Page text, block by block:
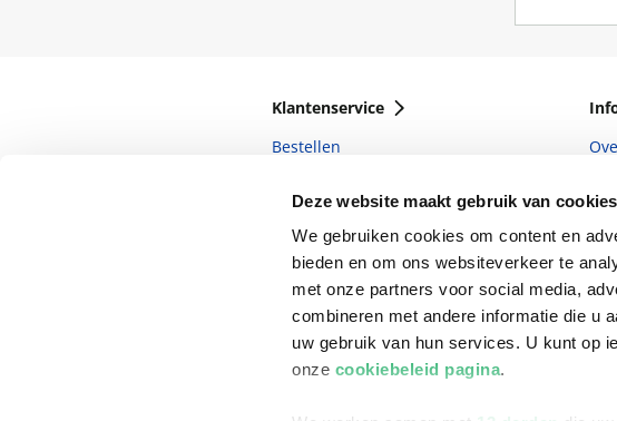
Deze website maakt gebruik van cookies
We gebruiken cookies om content en
bieden en om ons websiteverkeer te
met onze partners voor social media,
combineren met andere informatie die u
uw gebruik van hun services. U kunt op
onze cookiebeleid pagina.
Klantenservice
Bestellen
Betalen
Retourneren
Veelgestelde vragen